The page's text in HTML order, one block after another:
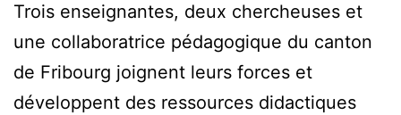
Trois enseignantes, deux chercheuses et
une collaboratrice pédagogique du canton
de Fribourg joignent leurs forces et
développent des ressources didactiques